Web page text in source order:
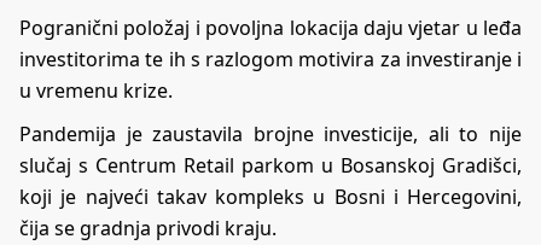
Pogranični položaj i povoljna lokacija daju vjetar u leđa
investitorima te ih s razlogom motivira za investiranje i
u vremenu krize.
Pandemija je zaustavila brojne investicije, ali to nije
slučaj s Centrum Retail parkom u Bosanskoj Gradišci,
koji je najveći takav kompleks u Bosni i Hercegovini,
čija se gradnja privodi kraju.